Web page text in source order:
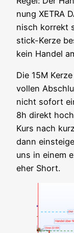
nung XETRA
nisch kor­rekt
stick-Ker­ze
kein Han­del
Die 15M
vol­len
nicht sofort
8h direkt
Kurs nach
dann
uns in einem
eher Short.